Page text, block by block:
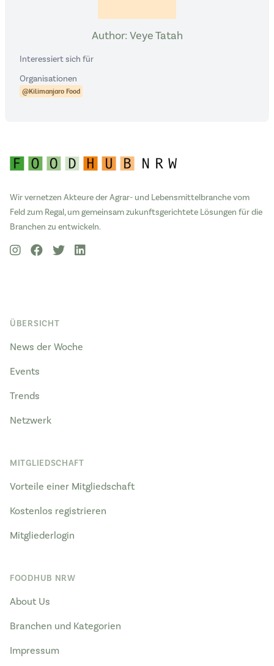
Author: Veye Tatah
Interessiert sich für
Organisationen
@Kilimanjaro Food
Wir vernetzen Akteure der Agrar- und Lebensmittelbranche vom
Feld zum Regal, um gemeinsam zukunftsgerichtete Lösungen für die
Branchen zu entwickeln.
ÜBERSICHT
News der Woche
Events
Trends
Netzwerk
MITGLIEDSCHAFT
Vorteile einer Mitgliedschaft
Kostenlos registrieren
Mitgliederlogin
FOODHUB NRW
About Us
Branchen und Kategorien
Impressum